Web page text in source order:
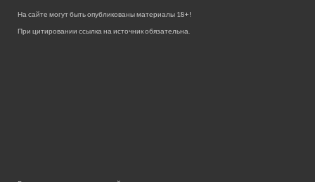
На сайте могут быть опубликованы материалы 18+!
При цитировании ссылка на источник обязательна.